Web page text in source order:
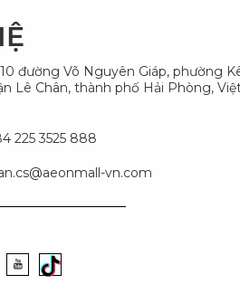
đường Võ Nguyên Giáp, phường
Lê Chân, thành phố Hải Phòng,
225 3525 888
vn.com